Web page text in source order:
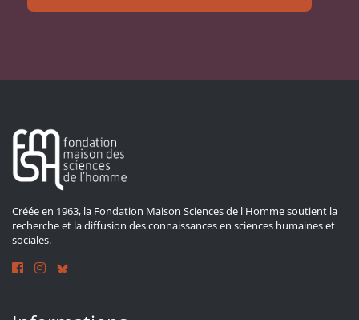
Créée en 1963, la Fondation Maison Sciences de l'Homme soutient la
recherche et la diffusion des connaissances en sciences humaines et
sociales.